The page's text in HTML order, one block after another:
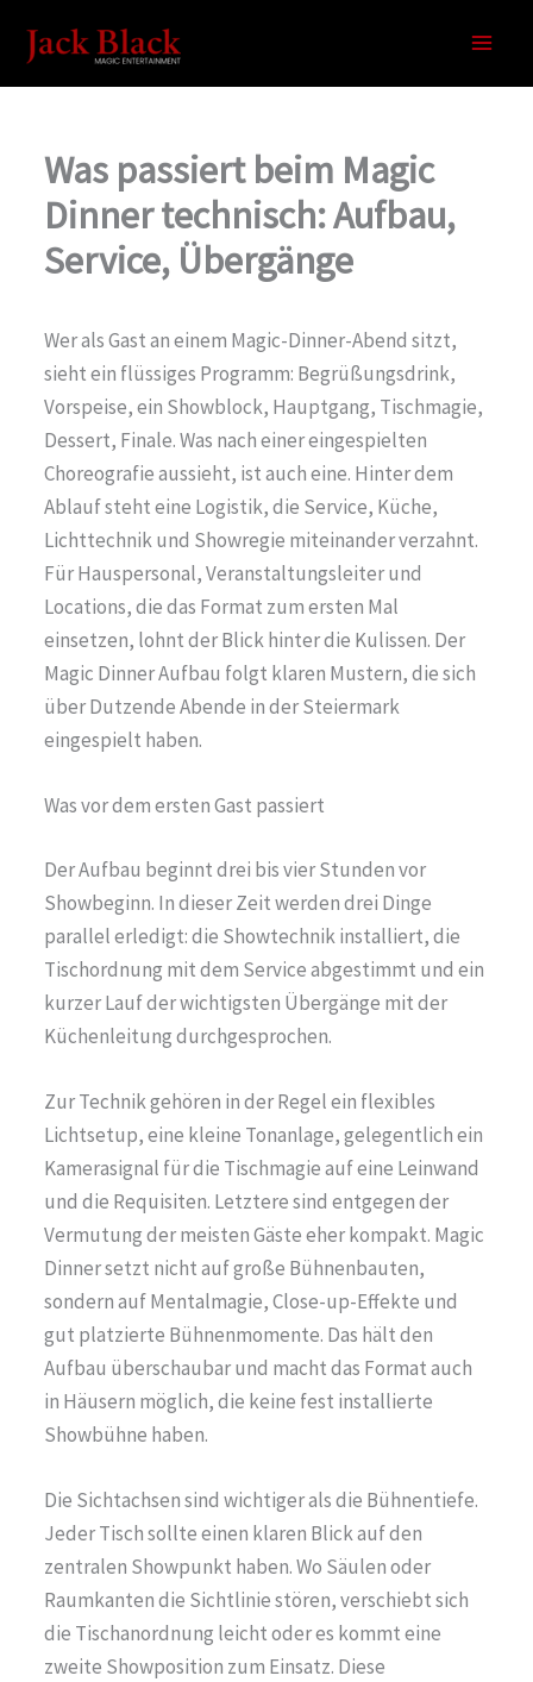
Inhalt
springen
Was passiert beim Magic
Dinner technisch: Aufbau,
Service, Übergänge
Wer als Gast an einem Magic-Dinner-Abend sitzt,
sieht ein flüssiges Programm: Begrüßungsdrink,
Vorspeise, ein Showblock, Hauptgang, Tischmagie,
Dessert, Finale. Was nach einer eingespielten
Choreografie aussieht, ist auch eine. Hinter dem
Ablauf steht eine Logistik, die Service, Küche,
Lichttechnik und Showregie miteinander verzahnt.
Für Hauspersonal, Veranstaltungsleiter und
Locations, die das Format zum ersten Mal
einsetzen, lohnt der Blick hinter die Kulissen. Der
Magic Dinner Aufbau folgt klaren Mustern, die sich
über Dutzende Abende in der Steiermark
eingespielt haben.
Was vor dem ersten Gast passiert
Der Aufbau beginnt drei bis vier Stunden vor
Showbeginn. In dieser Zeit werden drei Dinge
parallel erledigt: die Showtechnik installiert, die
Tischordnung mit dem Service abgestimmt und ein
kurzer Lauf der wichtigsten Übergänge mit der
Küchenleitung durchgesprochen.
Zur Technik gehören in der Regel ein flexibles
Lichtsetup, eine kleine Tonanlage, gelegentlich ein
Kamerasignal für die Tischmagie auf eine Leinwand
und die Requisiten. Letztere sind entgegen der
Vermutung der meisten Gäste eher kompakt. Magic
Dinner setzt nicht auf große Bühnenbauten,
sondern auf Mentalmagie, Close-up-Effekte und
gut platzierte Bühnenmomente. Das hält den
Aufbau überschaubar und macht das Format auch
in Häusern möglich, die keine fest installierte
Showbühne haben.
Die Sichtachsen sind wichtiger als die Bühnentiefe.
Jeder Tisch sollte einen klaren Blick auf den
zentralen Showpunkt haben. Wo Säulen oder
Raumkanten die Sichtlinie stören, verschiebt sich
die Tischanordnung leicht oder es kommt eine
zweite Showposition zum Einsatz. Diese